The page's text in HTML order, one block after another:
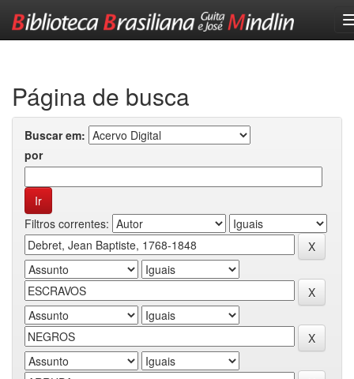
Página de busca
Buscar em:
por
Filtros correntes: